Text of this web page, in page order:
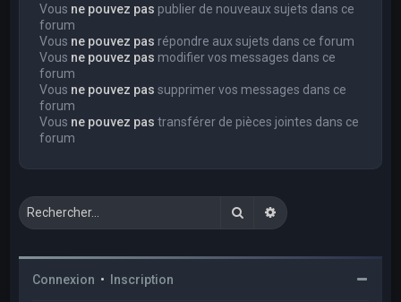
Vous ne pouvez pas publier de nouveaux sujets dans ce
forum
Vous ne pouvez pas répondre aux sujets dans ce forum
Vous ne pouvez pas modifier vos messages dans ce
forum
Vous ne pouvez pas supprimer vos messages dans ce
forum
Vous ne pouvez pas transférer de pièces jointes dans ce
forum
RechercherRecherche avancée
Connexion • Inscription